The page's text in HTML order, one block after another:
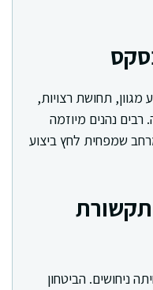
תחושת רצויות,
נהנים מיוזמה
שמפחית לחץ ביצוע
תקשורת
ניחושים. הביטחון